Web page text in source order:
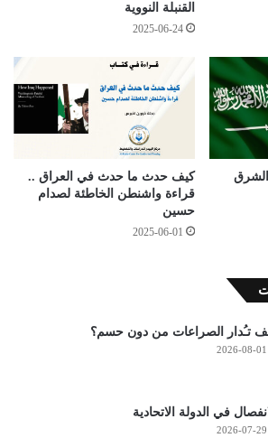
القنبلة النووية
2025-06-24
الشرق
كيف حدث ما حدث في العراق ..
قراءة واشنطن الخاطئة لصدام
حسين
2025-06-01
تـُدار الصراعات من دون حسم؟
2026-08-01
في الدولة الاتحادية
2026-07-29